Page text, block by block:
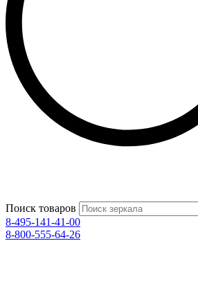
Поиск товаров
8-495-141-41-00
8-800-555-64-26